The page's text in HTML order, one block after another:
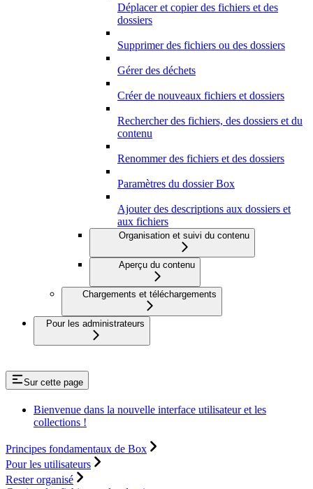
Déplacer et copier des fichiers et des
dossiers
Supprimer des fichiers ou des dossiers
Gérer des déchets
Créer de nouveaux fichiers et dossiers
Rechercher des fichiers, des dossiers et du
contenu
Renommer des fichiers et des dossiers
Paramètres du dossier Box
Ajouter des descriptions aux dossiers et
aux fichiers
Organisation et suivi du contenu
Aperçu du contenu
Chargements et téléchargements
Pour les administrateurs
Sur cette page
Bienvenue dans la nouvelle interface utilisateur et les
collections !
Principes fondamentaux de Box
Pour les utilisateurs
Rester organisé